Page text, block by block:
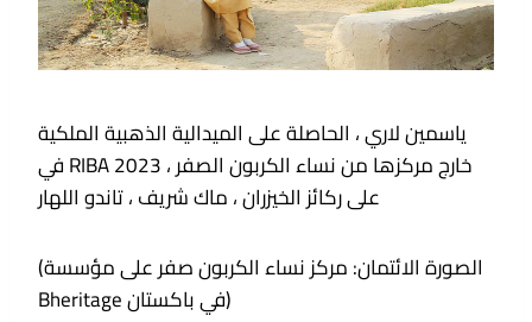
ياسمين لاري ، الحاصلة على الميدالية الذهبية الملكية
في RIBA 2023 ، خارج مركزها من نساء الكربون الصفر
على ركائز الخيزران ، ماك شريف ، تاندو اللهار
(الصورة الائتمان: مركز نساء الكربون صفر على مؤسسة
Bheritage في باكستان)